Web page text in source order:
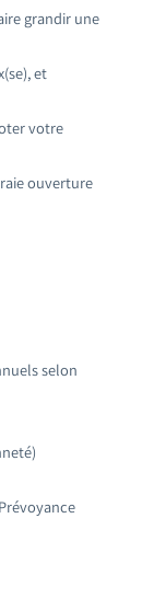
grandir une
et
votre
ouverture
selon